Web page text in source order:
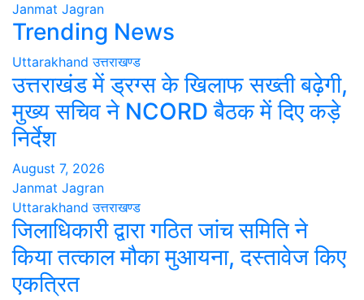
Janmat Jagran
Trending News
Uttarakhand उत्तराखण्ड
उत्तराखंड में ड्रग्स के खिलाफ सख्ती बढ़ेगी,
मुख्य सचिव ने NCORD बैठक में दिए कड़े
निर्देश
August 7, 2026
Janmat Jagran
Uttarakhand उत्तराखण्ड
जिलाधिकारी द्वारा गठित जांच समिति ने
किया तत्काल मौका मुआयना, दस्तावेज किए
एकत्रित